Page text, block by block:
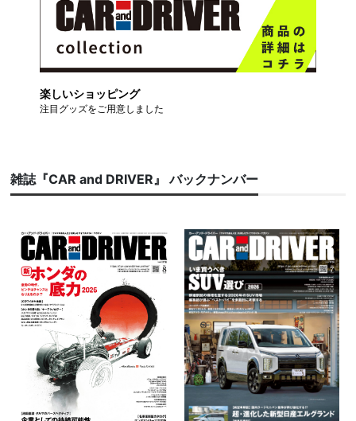
楽しいショッピング
注目グッズをご用意しました
雑誌『CAR and DRIVER』 バックナンバー